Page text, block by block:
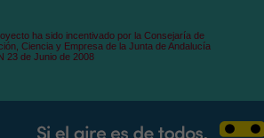
ha sido incentivado por la Consejaría de
Ciencia y Empresa de la Junta de Andalucía
23 de Junio de 2008